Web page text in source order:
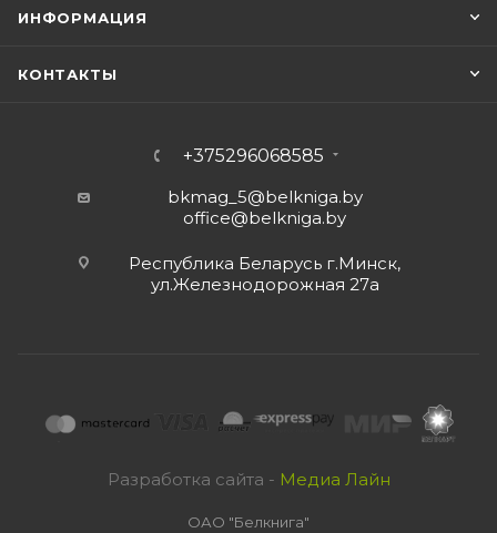
ИНФОРМАЦИЯ
КОНТАКТЫ
+375296068585
bkmag_5@belkniga.by
office@belkniga.by
Республика Беларусь г.Минск,
ул.Железнодорожная 27а
Разработка сайта - Медиа Лайн
ОАО "Белкнига"